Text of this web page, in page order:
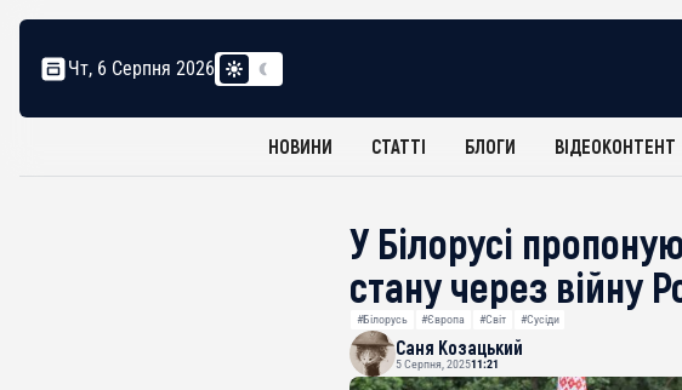
Чт, 6 Серпня 2026
НОВИНИ СТАТТІ БЛОГИ ВІДЕОКОНТЕНТ
У Білорусі
стану через війну
#Білорусь #Європа #Світ #Сусіди
Саня Козацький
5 Серпня, 202511:21